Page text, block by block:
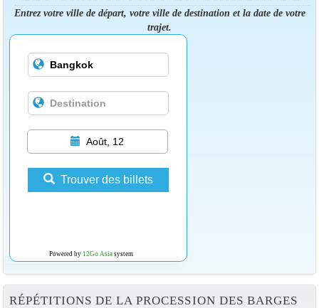
Entrez votre ville de départ, votre ville de destination et la date de votre
trajet.
Août, 12
Trouver des billets
Powered by 12Go Asiasystem
RÉPÉTITIONS DE LA PROCESSION DES BARGES